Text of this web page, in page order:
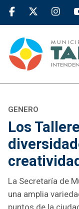
GENERO
Los
La Secretaría de
una amplia